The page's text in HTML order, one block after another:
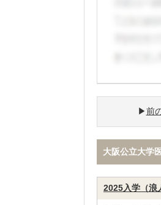
前
大阪公立大学
2025入学（浪